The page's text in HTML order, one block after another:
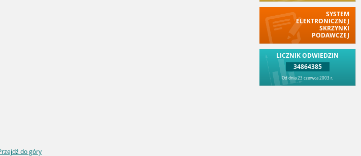
SYSTEM
ELEKTRONICZNEJ
SKRZYNKI
PODAWCZEJ
LICZNIK ODWIEDZIN
34864385
Od dnia 23 czerwca 2003 r.
do góry